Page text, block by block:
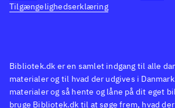
Spillet er et traditionel
Spillet vil nok skabe mest
glæde hos fans af Ben 10
Bibliotek.dk er en samlet indgang til alle
materialer og til hvad der udgives i
materialer og så hente og låne på dit eget
bruge Bibliotek.dk til at søge frem, hvad
Tilgængelighedserklæring